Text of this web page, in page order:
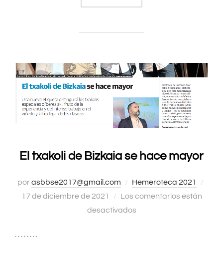
El txakoli de Bizkaia se hace mayor
porasbbse2017@gmail.com Hemeroteca 2021
17 de diciembre de 2021
Los comentarios están
desactivados
. . . . . . . .